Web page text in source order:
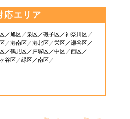
応エリア
旭区 泉区 磯子区
神奈川区
港南区 港北区 栄区
瀬谷区
鶴見区 戸塚区 中区
西区
谷区
緑区 南区